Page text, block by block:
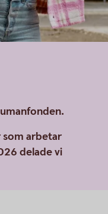
som arbetar
delade vi